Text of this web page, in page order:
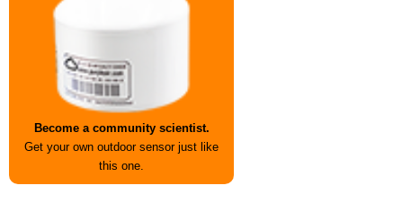
Become a community scientist.
Get your own outdoor sensor just like
this one.